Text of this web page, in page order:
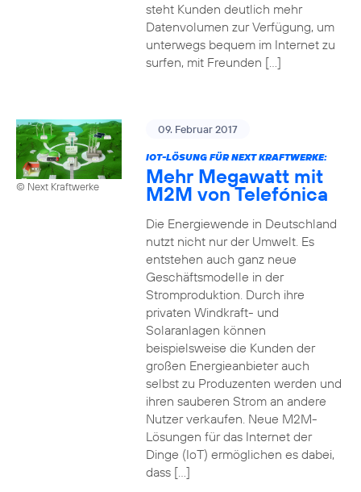
steht Kunden deutlich mehr
Datenvolumen zur Verfügung, um
unterwegs bequem im Internet zu
surfen, mit Freunden […]
© Next Kraftwerke
09. Februar 2017
IOT-LÖSUNG FÜR NEXT KRAFTWERKE:
Mehr Megawatt mit
M2M von Telefónica
Die Energiewende in Deutschland
nutzt nicht nur der Umwelt. Es
entstehen auch ganz neue
Geschäftsmodelle in der
Stromproduktion. Durch ihre
privaten Windkraft- und
Solaranlagen können
beispielsweise die Kunden der
großen Energieanbieter auch
selbst zu Produzenten werden und
ihren sauberen Strom an andere
Nutzer verkaufen. Neue M2M-
Lösungen für das Internet der
Dinge (IoT) ermöglichen es dabei,
dass […]